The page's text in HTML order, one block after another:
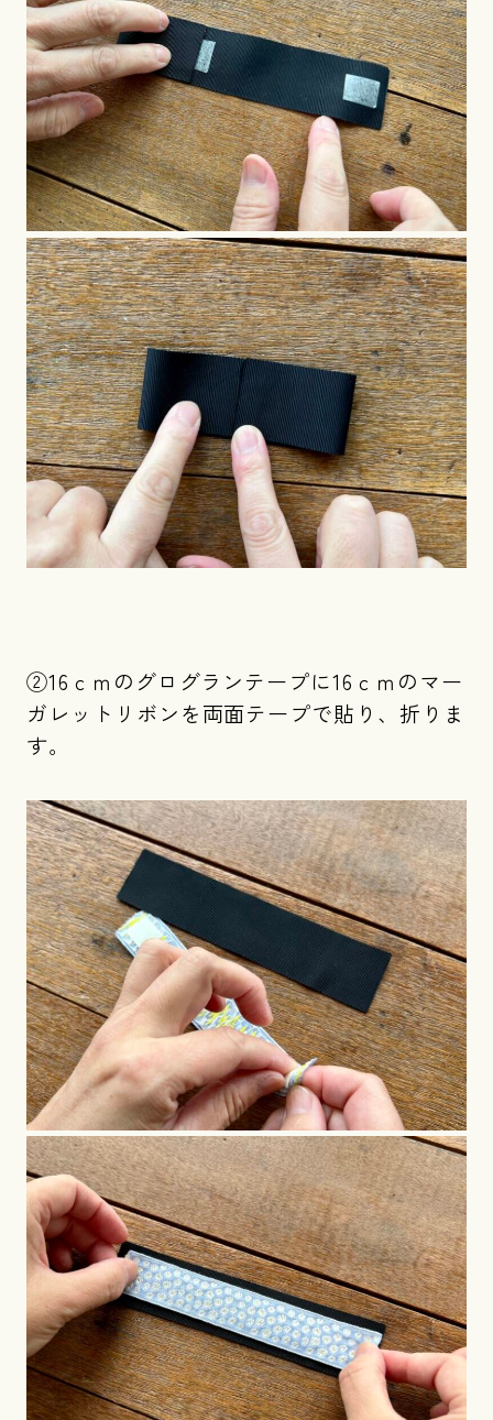
②16ｃｍのグログランテープに16ｃｍのマー
ガレットリボンを両面テープで貼り、折りま
す。